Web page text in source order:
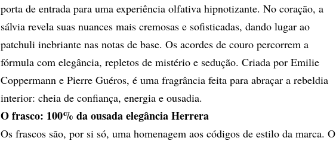
porta de entrada para uma experiência olfativa hipnotizante. No coração, a
sálvia revela suas nuances mais cremosas e sofisticadas, dando lugar ao
patchuli inebriante nas notas de base. Os acordes de couro percorrem a
fórmula com elegância, repletos de mistério e sedução. Criada por Emilie
Coppermann e Pierre Guéros, é uma fragrância feita para abraçar a rebeldia
interior: cheia de confiança, energia e ousadia.
O frasco: 100% da ousada elegância Herrera
Os frascos são, por si só, uma homenagem aos códigos de estilo da marca. O